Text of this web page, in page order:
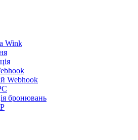
Wink
Webhook
бронювань